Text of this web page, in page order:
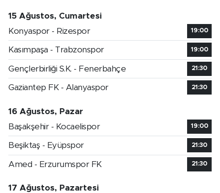
15 Ağustos, Cumartesi
Konyaspor - Rizespor
19:00
Kasımpaşa - Trabzonspor 19:00
Gençlerbirliği S.K. - Fenerbahçe 21:30
Gaziantep FK - Alanyaspor 21:30
16 Ağustos, Pazar
Başakşehir - Kocaelispor
19:00
Beşiktaş - Eyüpspor 21:30
Amed - Erzurumspor FK 21:30
17 Ağustos, Pazartesi